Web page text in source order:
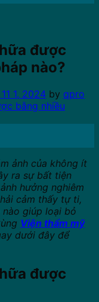
được
nào?
1, 2024 by qpro
ảnh của không ít
ra sự bất tiện
hưởng nghiêm
cảm thấy tự ti,
giúp loại bỏ
Viện thẩm mỹ
dưới đây để
được